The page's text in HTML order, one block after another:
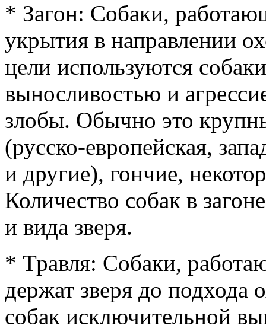
* Загон: Собаки,
укрытия в направлении
цели используются
выносливостью и
злобы. Обычно это
(русско-европейская,
и другие), гончие,
Количество собак в
и вида зверя.
* Травля: Собаки,
держат зверя до подхода
собак исключительной